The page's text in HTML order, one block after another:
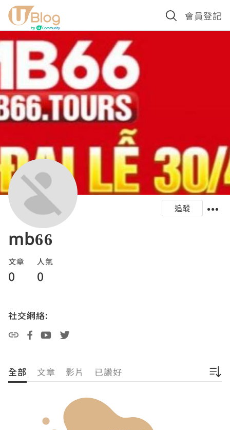
會員登記
追蹤
mb66
文章
0
人氣
0
社交網絡:
全部 文章 影片 已讚好